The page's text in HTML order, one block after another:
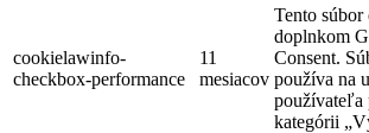
cookielawinfo-
checkbox-performance
11
mesiacov
Tento súbor
doplnkom
Consent.
používa na
používateľa
kategórii